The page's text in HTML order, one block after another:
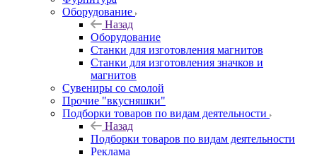
Оборудование
Назад
Оборудование
Станки для изготовления магнитов
Станки для изготовления значков и
магнитов
Сувениры со смолой
Прочие "вкусняшки"
Подборки товаров по видам деятельности
Назад
Подборки товаров по видам деятельности
Реклама